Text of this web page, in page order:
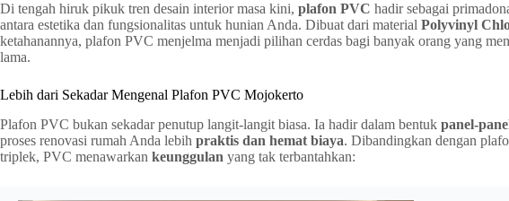
Di tengah hiruk pikuk tren desain interior masa kini, plafon PVC hadir sebagai
antara estetika dan fungsionalitas untuk hunian Anda. Dibuat dari material Polyvinyl
ketahanannya, plafon PVC menjelma menjadi pilihan cerdas bagi banyak orang yang
lama.
Lebih dari Sekadar Mengenal Plafon PVC Mojokerto
Plafon PVC bukan sekadar penutup langit-langit biasa. Ia hadir dalam bentuk panel-
proses renovasi rumah Anda lebih praktis dan hemat biaya. Dibandingkan dengan
triplek, PVC menawarkan keunggulan yang tak terbantahkan: